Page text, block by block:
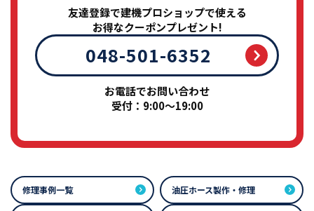
友達登録で建機プロショップで使える
お得なクーポンプレゼント!
048-501-6352
お電話でお問い合わせ
受付：9:00～19:00
修理事例一覧 油圧ホース製作・修理